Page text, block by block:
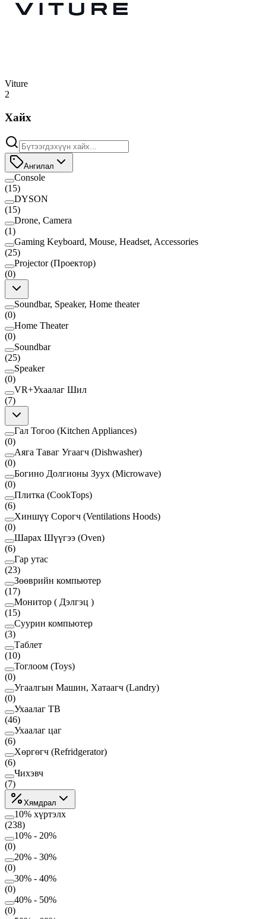
Viture
2
Хайх
Ангилал
Console
(15)
DYSON
(15)
Drone, Camera
(1)
Gaming Keyboard, Mouse, Headset, Accessories
(25)
Projector (Проектор)
(0)
Soundbar, Speaker, Home theater
(0)
Home Theater
(0)
Soundbar
(25)
Speaker
(0)
VR+Ухаалаг Шил
(7)
Гал Тогоо (Kitchen Appliances)
(0)
Аяга Таваг Угаагч (Dishwasher)
(0)
Богино Долгионы Зуух (Microwave)
(0)
Плитка (CookTops)
(6)
Хиншүү Сорогч (Ventilations Hoods)
(0)
Шарах Шүүгээ (Oven)
(6)
Гар утас
(23)
Зөөврийн компьютер
(17)
Монитор ( Дэлгэц )
(15)
Суурин компьютер
(3)
Таблет
(10)
Тоглоом (Toys)
(0)
Угаалгын Машин, Хатаагч (Landry)
(0)
Ухаалаг ТВ
(46)
Ухаалаг цаг
(6)
Хөргөгч (Refridgerator)
(6)
Чихэвч
(7)
Хямдрал
10% хүртэлх
(238)
10% - 20%
(0)
20% - 30%
(0)
30% - 40%
(0)
40% - 50%
(0)